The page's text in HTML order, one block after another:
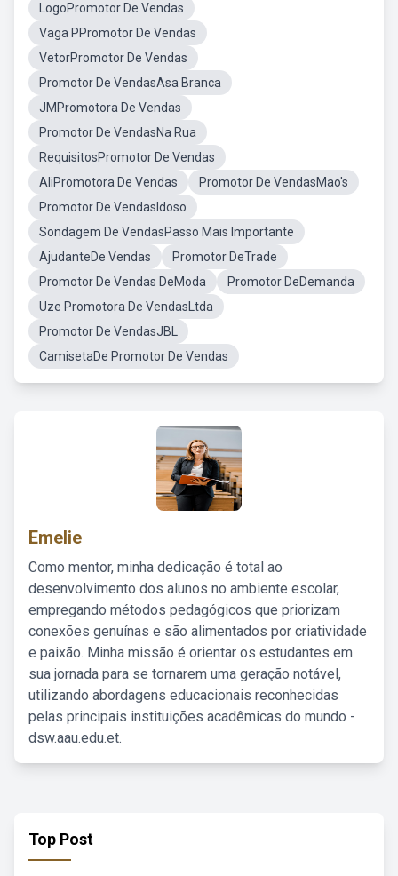
LogoPromotor De Vendas
Vaga PPromotor De Vendas
VetorPromotor De Vendas
Promotor De VendasAsa Branca
JMPromotora De Vendas
Promotor De VendasNa Rua
RequisitosPromotor De Vendas
AliPromotora De Vendas
Promotor De VendasMao's
Promotor De VendasIdoso
Sondagem De VendasPasso Mais Importante
AjudanteDe Vendas
Promotor DeTrade
Promotor De Vendas DeModa
Promotor DeDemanda
Uze Promotora De VendasLtda
Promotor De VendasJBL
CamisetaDe Promotor De Vendas
Emelie
Como mentor, minha dedicação é total ao
desenvolvimento dos alunos no ambiente escolar,
empregando métodos pedagógicos que priorizam
conexões genuínas e são alimentados por criatividade
e paixão. Minha missão é orientar os estudantes em
sua jornada para se tornarem uma geração notável,
utilizando abordagens educacionais reconhecidas
pelas principais instituições acadêmicas do mundo -
dsw.aau.edu.et.
Top Post